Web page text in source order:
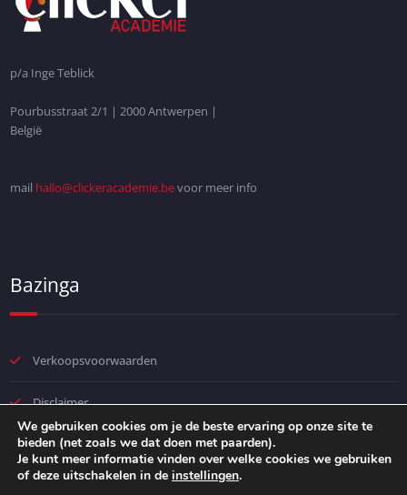
p/a Inge Teblick
Pourbusstraat 2/1 | 2000 Antwerpen |
België
mail hallo@clickeracademie.bevoor meer info
Bazinga
Verkoopsvoorwaarden
Disclaimer
Privacybeleid
We gebruiken cookies om je de beste ervaring op onze site te
bieden (net zoals we dat doen met paarden).
Je kunt meer informatie vinden over welke cookies we gebruiken
of deze uitschakelen in de instellingen.